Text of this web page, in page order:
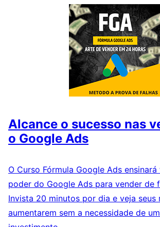
Alcance o sucesso nas
o Google Ads
O Curso Fórmula Google Ads
poder do Google Ads para vender de
Invista 20 minutos por dia e veja seus
aumentarem sem a necessidade de